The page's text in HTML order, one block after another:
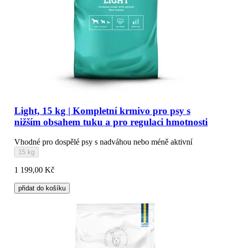
Light, 15 kg | Kompletní krmivo pro psy s
nižším obsahem tuku a pro regulaci hmotnosti
Vhodné pro dospělé psy s nadváhou nebo méně aktivní
15 kg
1 199,00 Kč
přidat do košíku